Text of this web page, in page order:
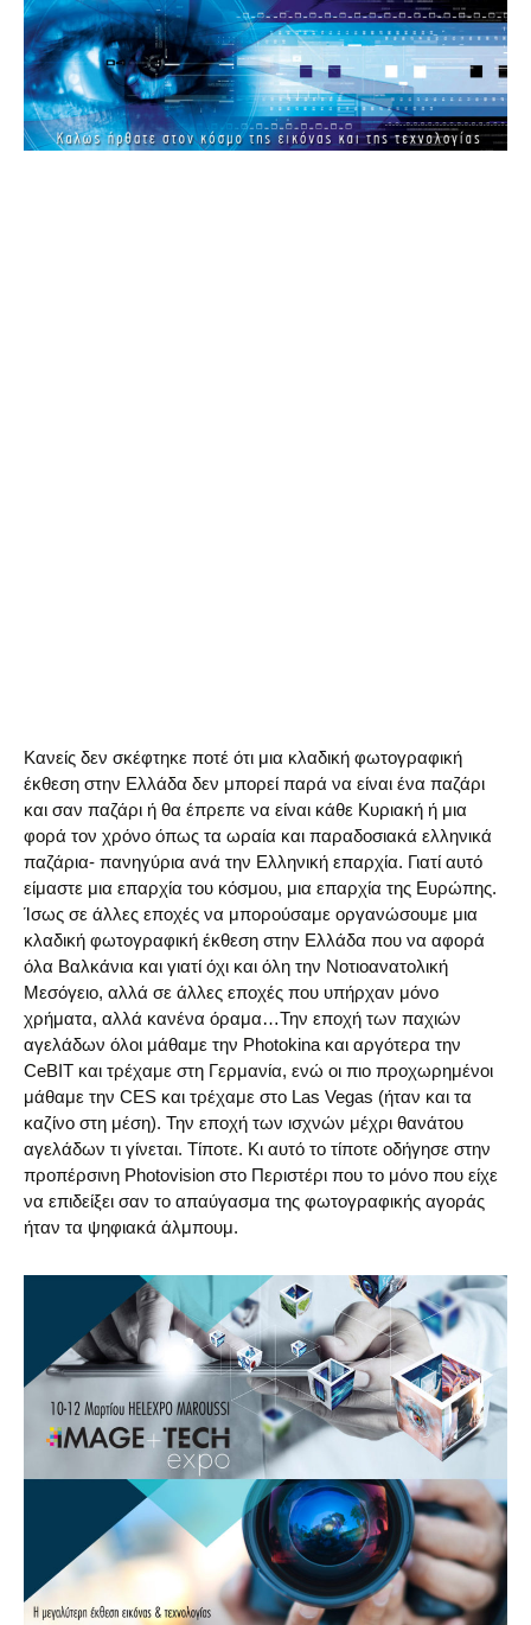
Κανείς δεν σκέφτηκε ποτέ ότι μια κλαδική φωτογραφική
έκθεση στην Ελλάδα δεν μπορεί παρά να είναι ένα παζάρι
και σαν παζάρι ή θα έπρεπε να είναι κάθε Κυριακή ή μια
φορά τον χρόνο όπως τα ωραία και παραδοσιακά ελληνικά
παζάρια- πανηγύρια ανά την Ελληνική επαρχία. Γιατί αυτό
είμαστε μια επαρχία του κόσμου, μια επαρχία της Ευρώπης.
Ίσως σε άλλες εποχές να μπορούσαμε οργανώσουμε μια
κλαδική φωτογραφική έκθεση στην Ελλάδα που να αφορά
όλα Βαλκάνια και γιατί όχι και όλη την Νοτιοανατολική
Μεσόγειο, αλλά σε άλλες εποχές που υπήρχαν μόνο
χρήματα, αλλά κανένα όραμα…Την εποχή των παχιών
αγελάδων όλοι μάθαμε την Photokina και αργότερα την
CeBIT και τρέχαμε στη Γερμανία, ενώ οι πιο προχωρημένοι
μάθαμε την CES και τρέχαμε στο Las Vegas (ήταν και τα
καζίνο στη μέση). Την εποχή των ισχνών μέχρι θανάτου
αγελάδων τι γίνεται. Τίποτε. Κι αυτό το τίποτε οδήγησε στην
προπέρσινη Photovision στο Περιστέρι που το μόνο που είχε
να επιδείξει σαν το απαύγασμα της φωτογραφικής αγοράς
ήταν τα ψηφιακά άλμπουμ.